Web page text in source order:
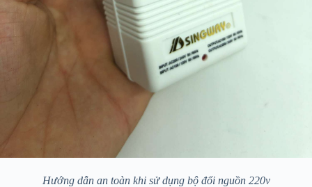
Hướng dẫn an toàn khi sử dụng bộ đổi nguồn 220v